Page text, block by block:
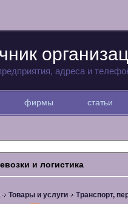
адреса и
фирмы статьи
и логистика
Товары и услуги Транспорт,